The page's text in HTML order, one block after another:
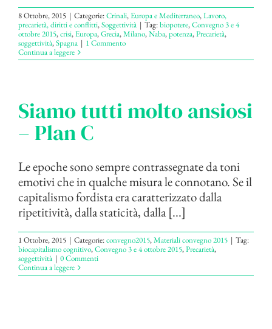
8 Ottobre, 2015 | Categorie:Crinali,Europa e Mediterraneo,Lavoro,
precarietà, diritti e conflitti,Soggettività | Tag:biopotere,Convegno 3 e 4
ottobre 2015,crisi,Europa,Grecia,Milano,Naba,potenza,Precarietà,
soggettività,Spagna | 1 Commento
Continua a leggere
Siamo tutti molto ansiosi
– Plan C
Le epoche sono sempre contrassegnate da toni
emotivi che in qualche misura le connotano. Se il
capitalismo fordista era caratterizzato dalla
ripetitività, dalla staticità, dalla [...]
1 Ottobre, 2015 | Categorie:convegno2015,Materiali convegno 2015 | Tag:
biocapitalismo cognitivo,Convegno 3 e 4 ottobre 2015,Precarietà,
soggettività | 0 Commenti
Continua a leggere